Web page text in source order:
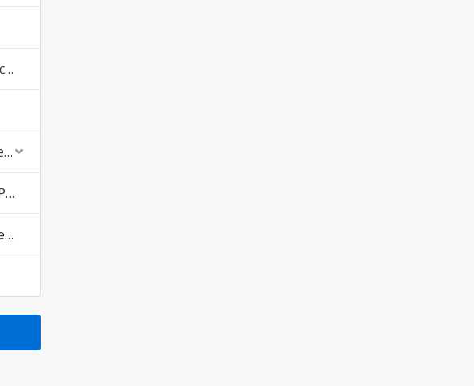
Sistema centralizado de mezcla y alimentación
Máquina de acabado de superficies
LÍNEA DE PRODUCCIÓN DE PANELES DE PARED DE PVC WPC para el mercado de Pakistán India
Máquina laminadora de paneles de pared de PVC